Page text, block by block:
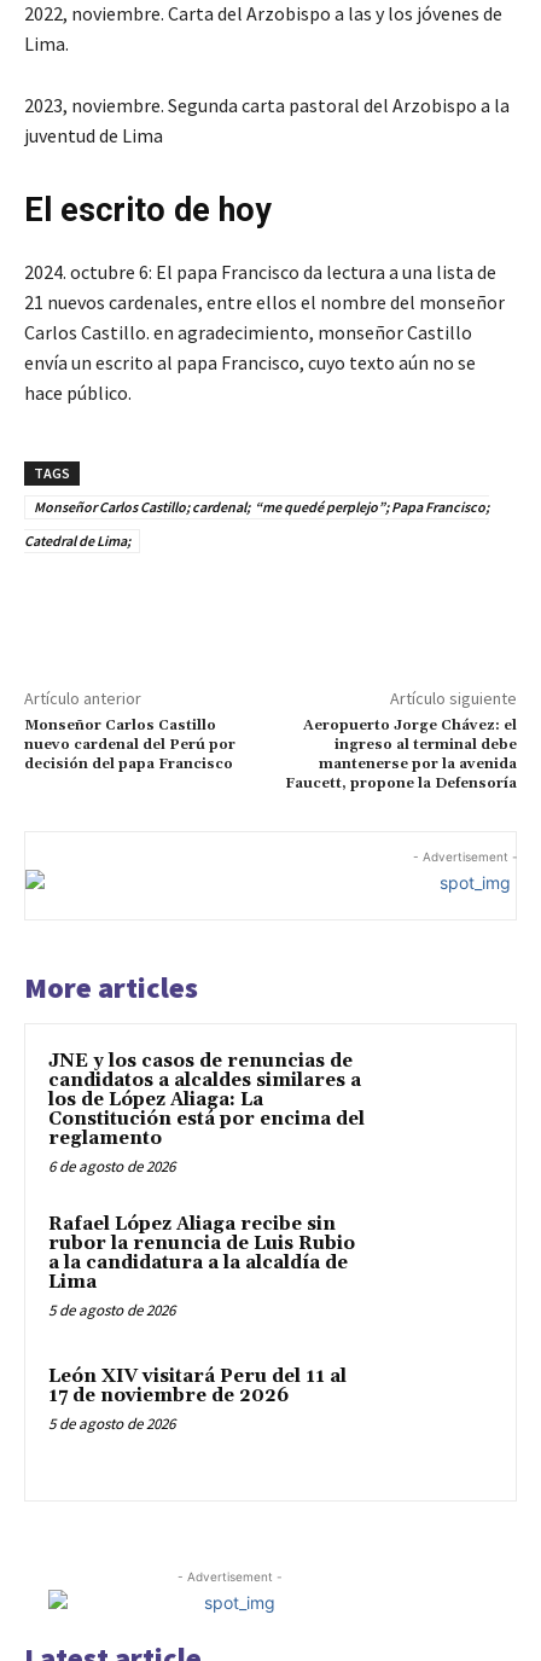
2022, noviembre. Carta del Arzobispo a las y los jóvenes de
Lima.
2023, noviembre. Segunda carta pastoral del Arzobispo a la
juventud de Lima
El escrito de hoy
2024. octubre 6: El papa Francisco da lectura a una lista de
21 nuevos cardenales, entre ellos el nombre del monseñor
Carlos Castillo. en agradecimiento, monseñor Castillo
envía un escrito al papa Francisco, cuyo texto aún no se
hace público.
TAGS
Monseñor Carlos Castillo; cardenal; “me quedé perplejo”; Papa Francisco;
Catedral de Lima;
Artículo anterior
Monseñor Carlos Castillo
nuevo cardenal del Perú por
decisión del papa Francisco
Artículo siguiente
Aeropuerto Jorge Chávez: el
ingreso al terminal debe
mantenerse por la avenida
Faucett, propone la Defensoría
- Advertisement -
More articles
JNE y los casos de renuncias de
candidatos a alcaldes similares a
los de López Aliaga: La
Constitución está por encima del
reglamento
6 de agosto de 2026
Rafael López Aliaga recibe sin
rubor la renuncia de Luis Rubio
a la candidatura a la alcaldía de
Lima
5 de agosto de 2026
León XIV visitará Peru del 11 al
17 de noviembre de 2026
5 de agosto de 2026
- Advertisement -